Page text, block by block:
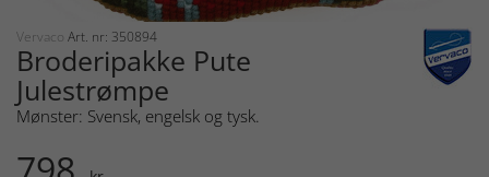
Vervaco Art. nr: 350894
Broderipakke Pute
Julestrømpe
Mønster: Svensk, engelsk og tysk.